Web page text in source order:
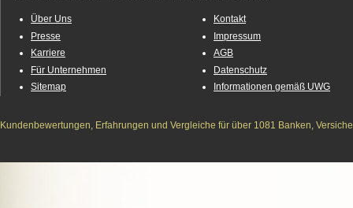
Über Uns
Presse
Karriere
Für Unternehmen
Sitemap
Kontakt
Impressum
AGB
Datenschutz
Informationen gemäß UWG
Kundenbewertungen, Erfahrungen und Vergleiche für über 1081 Banken,